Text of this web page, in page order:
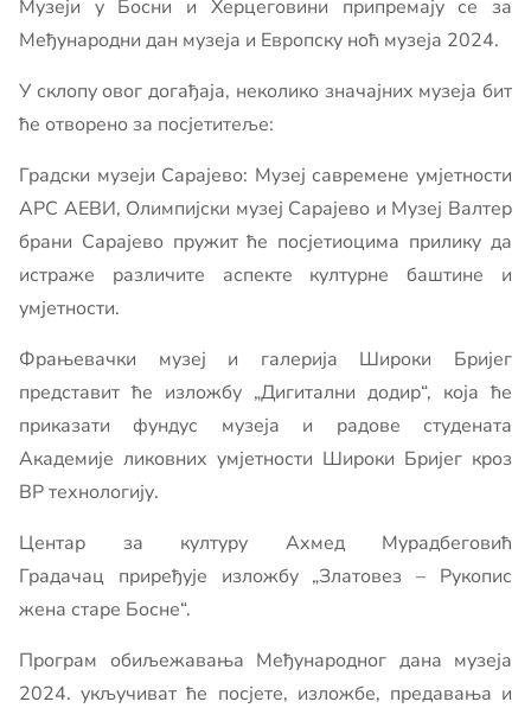
Музеји у Босни и Херцеговини припремају се за
Међународни дан музеја и Европску ноћ музеја 2024.
У склопу овог догађаја, неколико значајних музеја бит
ће отворено за посјетитеље:
Градски музеји Сарајево: Музеј савремене умјетности
АРС АЕВИ, Олимпијски музеј Сарајево и Музеј Валтер
брани Сарајево пружит ће посјетиоцима прилику да
истраже различите аспекте културне баштине и
умјетности.
Фрањевачки музеј и галерија Широки Бријег
представит ће изложбу „Дигитални додир“, која ће
приказати фундус музеја и радове студената
Академије ликовних умјетности Широки Бријег кроз
ВР технологију.
Центар за културу Ахмед Мурадбеговић
Градачац приређује изложбу „Златовез – Рукопис
жена старе Босне“.
Програм обиљежавања Међународног дана музеја
2024. укључиват ће посјете, изложбе, предавања и